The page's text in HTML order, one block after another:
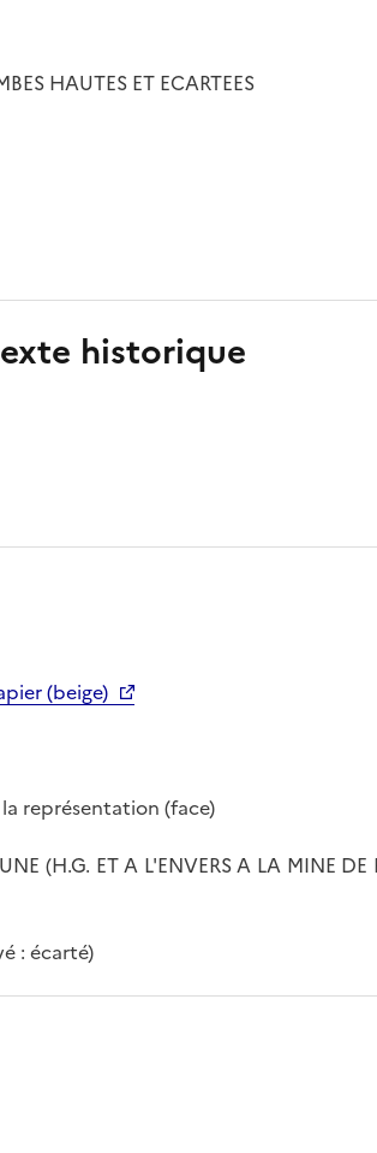
HAUTES ET ECARTEES
historique
(beige)
représentation (face)
(H.G. ET A L'ENVERS A LA MINE DE
: écarté)